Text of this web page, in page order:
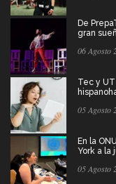
De
gran
06 Agosto
Tec y
05 Agosto
En la
York a la
05 Agosto